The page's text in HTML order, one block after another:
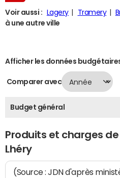
Voir aussi : Lagery Tramery
à une autre ville
Afficher les données
Comparer avec
Budget général
Produits et charges
Lhéry
(Source : JDN d'après